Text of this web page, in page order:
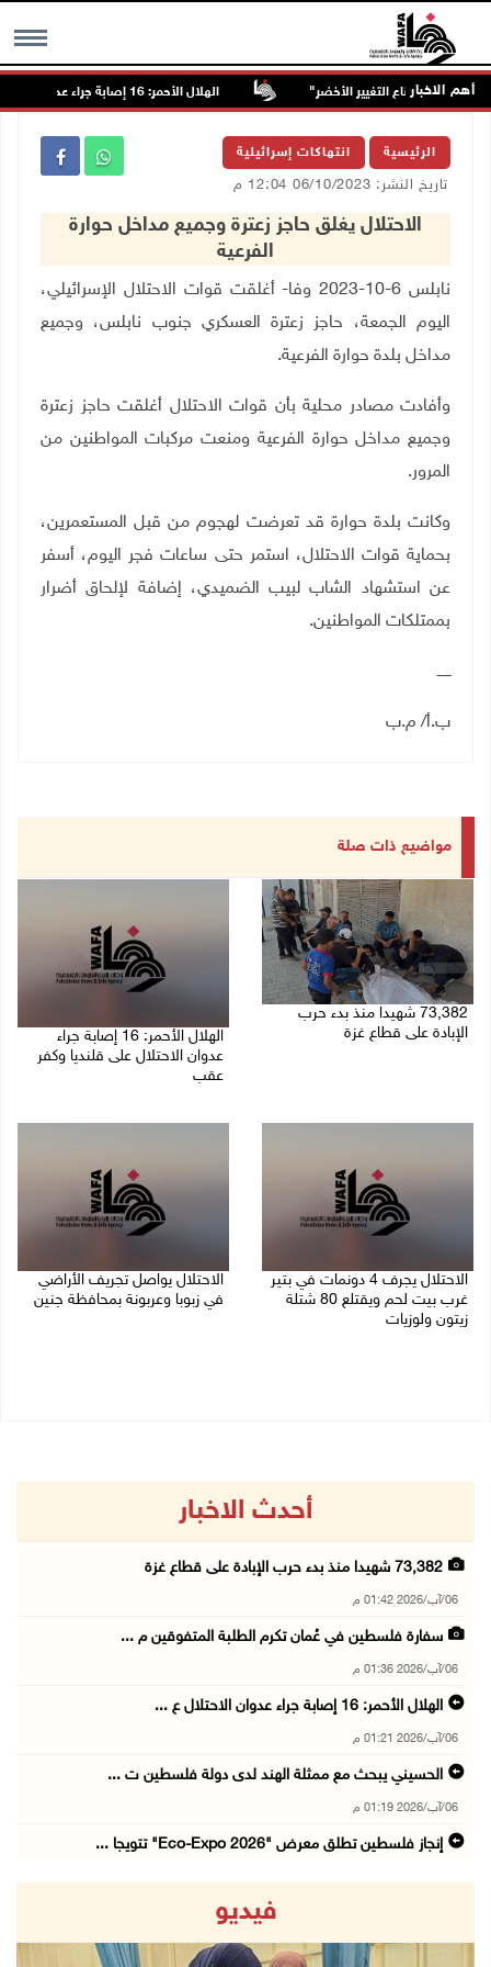
MENU أهم الاخبار الهلال الأحمر: 16 إصابة جراء عدوان الاحتلال على قلنديا وكفر عقب
الرئيسية انتهاكات إسرائيلية
تاريخ النشر: 06/10/2023 12:04 م
الاحتلال يغلق حاجز زعترة وجميع مداخل حوارة
الفرعية
نابلس 6-10-2023 وفا- أغلقت قوات الاحتلال الإسرائيلي،
اليوم الجمعة، حاجز زعترة العسكري جنوب نابلس، وجميع
مداخل بلدة حوارة الفرعية.
وأفادت مصادر محلية بأن قوات الاحتلال أغلقت حاجز زعترة
وجميع مداخل حوارة الفرعية ومنعت مركبات المواطنين من
المرور.
وكانت بلدة حوارة قد تعرضت لهجوم من قبل المستعمرين،
بحماية قوات الاحتلال، استمر حتى ساعات فجر اليوم، أسفر
عن استشهاد الشاب لبيب الضميدي، إضافة لإلحاق أضرار
بممتلكات المواطنين.
ــــــ
ب.أ/ م.ب
مواضيع ذات صلة
73,382 شهيدا منذ بدء حرب
الإبادة على قطاع غزة
الهلال الأحمر: 16 إصابة جراء
عدوان الاحتلال على قلنديا وكفر
عقب
الاحتلال يجرف 4 دونمات في بتير
غرب بيت لحم ويقتلع 80 شتلة
زيتون ولوزيات
الاحتلال يواصل تجريف الأراضي
في زبوبا وعربونة بمحافظة جنين
أحدث الاخبار
73,382 شهيدا منذ بدء حرب الإبادة على قطاع غزة
06/آب/2026 01:42 م
سفارة فلسطين في عُمان تكرم الطلبة المتفوقين م ...
06/آب/2026 01:36 م
الهلال الأحمر: 16 إصابة جراء عدوان الاحتلال ع ...
06/آب/2026 01:21 م
الحسيني يبحث مع ممثلة الهند لدى دولة فلسطين ت ...
06/آب/2026 01:19 م
إنجاز فلسطين تطلق معرض "Eco-Expo 2026" تتويجا ...
06/آب/2026 12:43 م
فيديو